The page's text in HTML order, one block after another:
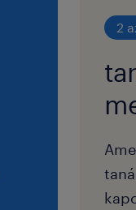
2